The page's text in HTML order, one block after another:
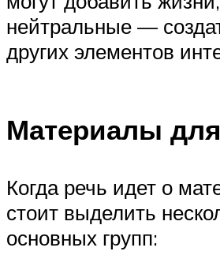
нейтральные —
других элементов
Материалы
Когда речь идет о
стоит выделить
основных групп: